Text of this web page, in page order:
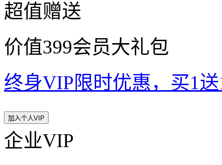
超值赠送
价值399会员大礼包
终身VIP限时优惠，买1
加入个人VIP
企业VIP